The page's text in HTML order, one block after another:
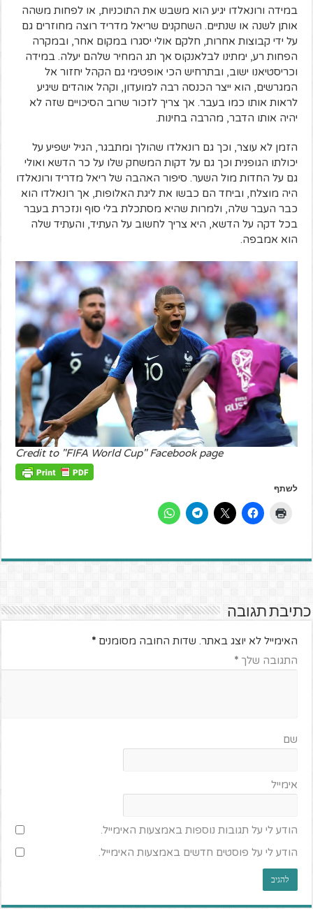
במידה ורונאלדו יגיע הוא משבש את התוכניות, או לפחות משהה
אותן לשנה או שנתיים. השחקנים שריאל מדריד רוצה מחוזרים גם
על ידי קבוצות אחרות, חלקם אולי יסגרו במקום אחר, ובמקרה
הפחות רע, ימתינו לבלאנקוס אך תג המחיר שלהם יעלה. במידה
וכריסטיאנו ישוב, ובתרחיש הכי אופטימי גם הקהל יחזור אל
המגרשים, הוא ייצר הכנסה רבה למועדון, וקהל אוהדים שיגיע
לראות אותו כמו בעבר. אך צריך לזכור שרוב הסיכויים שזה לא
יהיה אותו הדבר, מהרבה בחינות.
הזמן לא עוצר, וכך גם רונאלדו שהולך ומתבגר, הגיל ישפיע על
יכולתו הגופנית וכך גם על דקות המשחק שלו על כר הדשא ואולי
גם על החדות מול השער. סיפור האהבה של ריאל מדריד ורונאלדו
היה מוצלח, וביחד הם כבשו את ליגת האלופות, אך רונאלדו הוא
כבר העבר שלה, ולמרות שהיא מסתכלת בלי סוף ונזכרת בעבר
בכל דקה על הדשא, היא צריך לחשוב על העתיד, והעתיד שלה
הוא אמבפה.
Credit to "FIFA World Cup" Facebook page
לשתף
כתיבת תגובה
האימייל לא יוצג באתר. שדות החובה מסומנים*
התגובה שלך*
שם
אימייל
הודע לי על תגובות נוספות באמצעות האימייל.
הודע לי על פוסטים חדשים באמצעות האימייל.